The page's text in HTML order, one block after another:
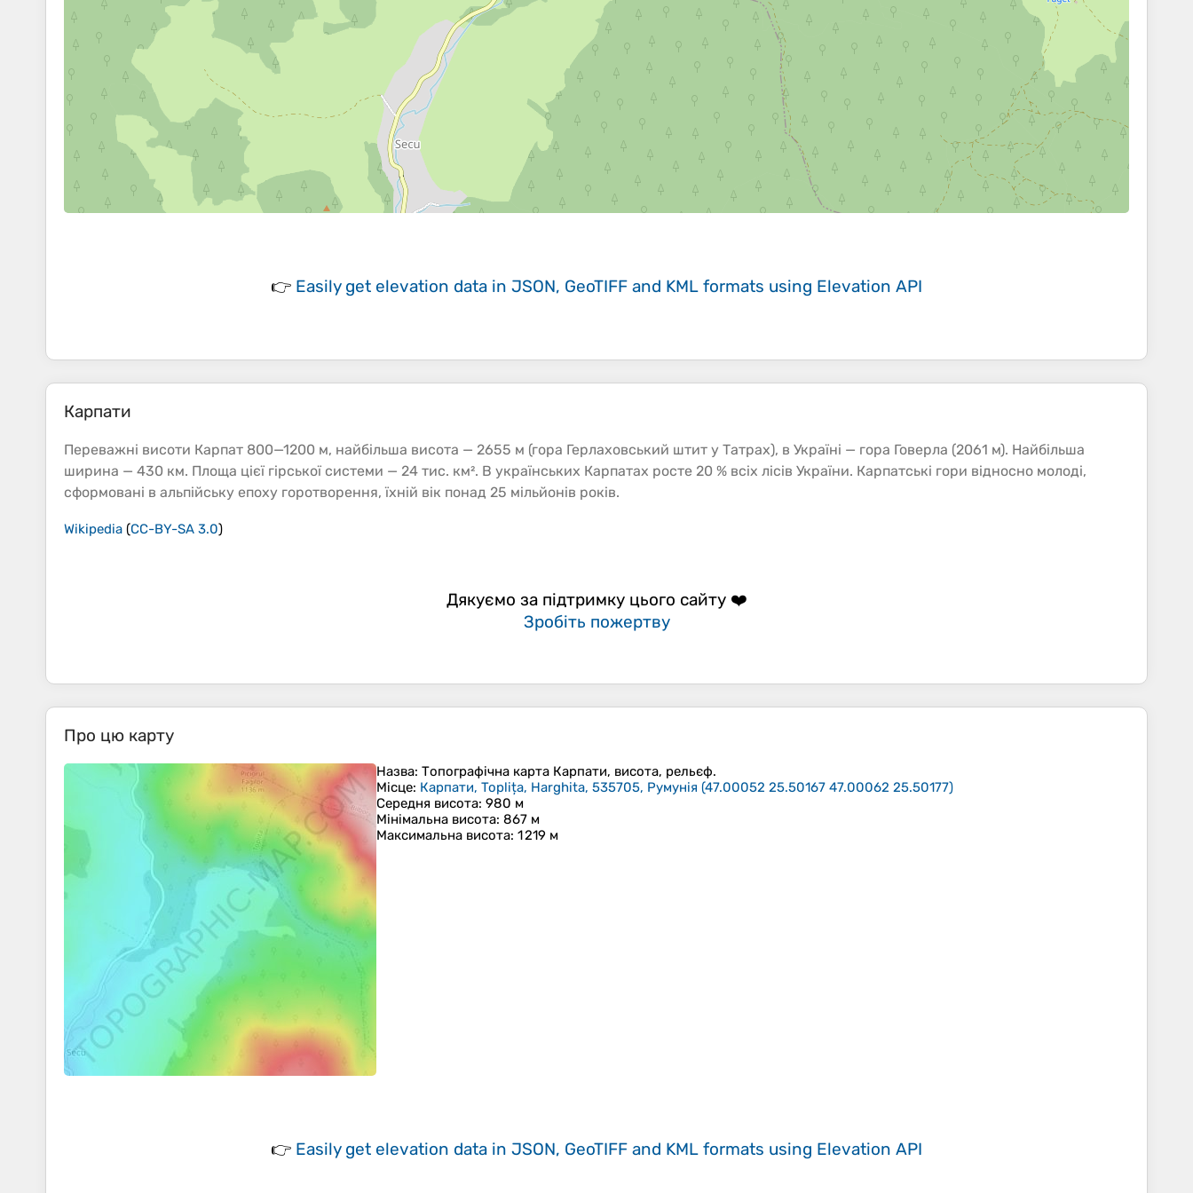
👉 Easily get elevation data in JSON, GeoTIFF and KML formats using Elevation API
Карпати
Переважні висоти Карпат 800—1200 м, найбільша висота — 2655 м (гора Герлаховський штит у Татрах), в Україні — гора Говерла (2061 м). Найбільша
ширина — 430 км. Площа цієї гірської системи — 24 тис. км². В українських Карпатах росте 20 % всіх лісів України. Карпатські гори відносно молоді,
сформовані в альпійську епоху горотворення, їхній вік понад 25 мільйонів років.
Wikipedia (CC-BY-SA 3.0)
Дякуємо за підтримку цього сайту ❤️
Зробіть пожертву
Про цю карту
Назва: Топографічна карта Карпати, висота, рельєф.
Місце: Карпати, Toplița, Harghita, 535705, Румунія (47.00052 25.50167 47.00062 25.50177)
Середня висота: 980 м
Мінімальна висота: 867 м
Максимальна висота: 1 219 м
👉 Easily get elevation data in JSON, GeoTIFF and KML formats using Elevation API